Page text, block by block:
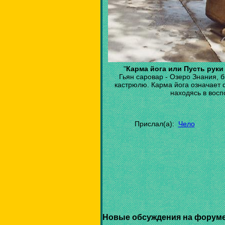
"Карма йога или Пусть
Гьян саровар - Озеро Знания,
кастрюлю. Карма йога означает
находясь в
Прислал(а):Чело
Новые обсуждения на